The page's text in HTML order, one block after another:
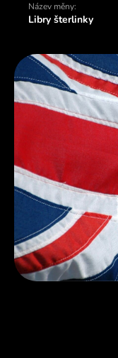
Název měny:
Libry šterlinky